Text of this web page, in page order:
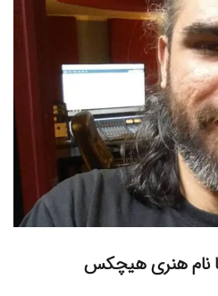
نام هنری هیچکس